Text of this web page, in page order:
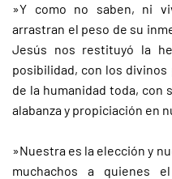
»Y como no saben, ni
arrastran el peso de su
Jesús nos restituyó la
posibilidad, con los
de la humanidad toda, con
alabanza y propiciación en
»Nuestra es la elección y
muchachos a quienes